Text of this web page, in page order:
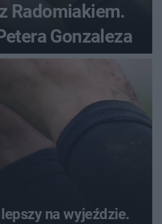
Radomiakiem.
Gonzaleza
na wyjeździe.